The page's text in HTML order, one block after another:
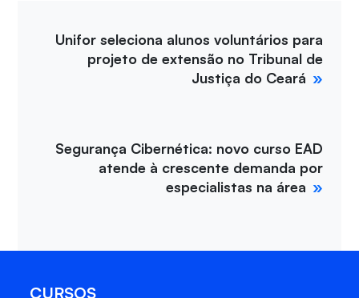
Unifor seleciona alunos voluntários para
projeto de extensão no Tribunal de
Justiça do Ceará
Segurança Cibernética: novo curso EAD
atende à crescente demanda por
especialistas na área
CURSOS